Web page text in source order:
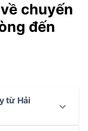
chuyến
đến
từ Hải